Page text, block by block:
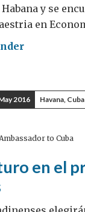
y se
en
2016 Havana, Cuba
to Cuba
en el